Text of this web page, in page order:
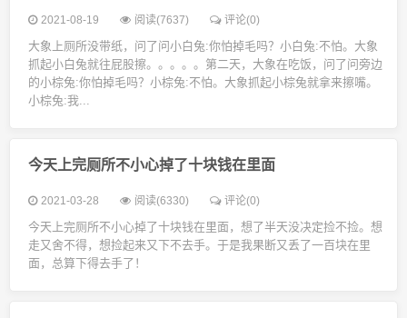
2021-08-19 阅读(7637) 评论(0)
大象上厕所没带纸，问了问小白兔:你怕掉毛吗？小白兔:不怕。大象
抓起小白兔就往屁股擦。。。。。第二天，大象在吃饭，问了问旁边
的小棕兔:你怕掉毛吗？小棕兔:不怕。大象抓起小棕兔就拿来擦嘴。
小棕兔:我...
今天上完厕所不小心掉了十块钱在里面
2021-03-28 阅读(6330) 评论(0)
今天上完厕所不小心掉了十块钱在里面，想了半天没决定捡不捡。想
走又舍不得，想捡起来又下不去手。于是我果断又丢了一百块在里
面，总算下得去手了！